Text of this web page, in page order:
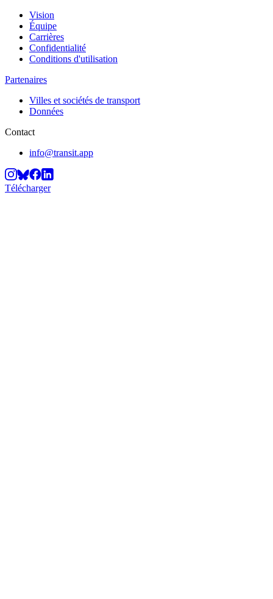
Vision
Équipe
Carrières
Confidentialité
Conditions d'utilisation
Partenaires
Villes et sociétés de transport
Données
Contact
info@transit.app
Télécharger